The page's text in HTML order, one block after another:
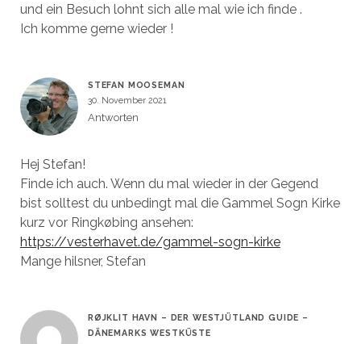
und ein Besuch lohnt sich alle mal wie ich finde .
Ich komme gerne wieder !
STEFAN MOOSEMAN
30. November 2021
Antworten
Hej Stefan!
Finde ich auch. Wenn du mal wieder in der Gegend
bist solltest du unbedingt mal die Gammel Sogn Kirke
kurz vor Ringkøbing ansehen:
https://vesterhavet.de/gammel-sogn-kirke
Mange hilsner, Stefan
RØJKLIT HAVN – DER WESTJÜTLAND GUIDE –
DÄNEMARKS WESTKÜSTE